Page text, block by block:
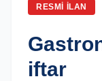
RESMI İLAN
iftar